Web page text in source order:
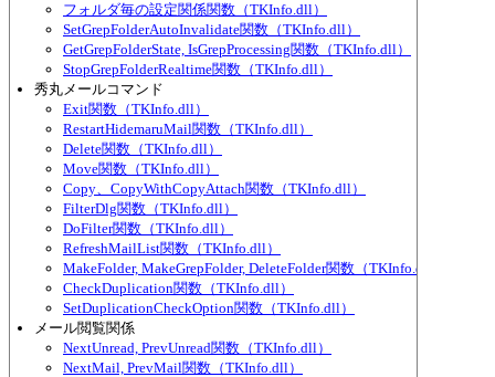
フォルダ毎の設定関係関数（TKInfo.dll）
SetGrepFolderAutoInvalidate関数（TKInfo.dll）
GetGrepFolderState, IsGrepProcessing関数（TKInfo.dll）
StopGrepFolderRealtime関数（TKInfo.dll）
秀丸メールコマンド
Exit関数（TKInfo.dll）
RestartHidemaruMail関数（TKInfo.dll）
Delete関数（TKInfo.dll）
Move関数（TKInfo.dll）
Copy、CopyWithCopyAttach関数（TKInfo.dll）
FilterDlg関数（TKInfo.dll）
DoFilter関数（TKInfo.dll）
RefreshMailList関数（TKInfo.dll）
MakeFolder, MakeGrepFolder, DeleteFolder関数（TKInfo.dll）
CheckDuplication関数（TKInfo.dll）
SetDuplicationCheckOption関数（TKInfo.dll）
メール閲覧関係
NextUnread, PrevUnread関数（TKInfo.dll）
NextMail, PrevMail関数（TKInfo.dll）